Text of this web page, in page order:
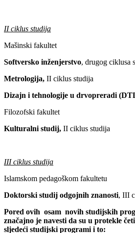
II ciklus studija
Mašinski fakultet
Softversko inženjerstvo, drugog ciklusa
Metrologija, II ciklus studija
Dizajn i tehnologije u drvopreradi
Filozofski fakultet
Kulturalni studij, II ciklus studija
III ciklus studija
Islamskom pedagoškom fakultetu
Doktorski studij odgojnih znanosti, III
Pored ovih osam novih studijskih
značajno je navesti da su u protekle
sljedeći studijski programi i to: